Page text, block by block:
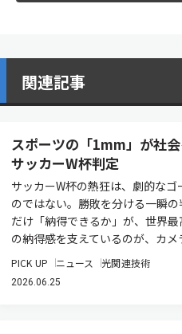
関連記事
スポーツの「1mm」が社
サッカーW杯判定
サッカーW杯の熱狂は、劇的な
のではない。勝敗を分ける一瞬
だけ「納得できるか」が、世界
の納得感を支えているのが、カ
PICK UP ニュース 光関連技術
2026.06.25